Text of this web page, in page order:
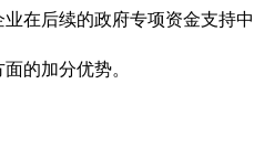
业在后续的政府专项资金支持
的加分优势。